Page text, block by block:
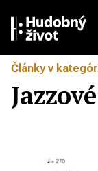
Články v